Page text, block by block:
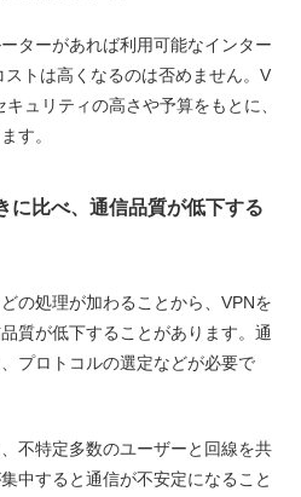
ターがあれば利用可能なインター
トは高くなるのは否めません。V
ュリティの高さや予算をもとに、
す。
に比べ、通信品質が低下する
の処理が加わることから、VPNを
質が低下することがあります。通
プロトコルの選定などが必要で
不特定多数のユーザーと回線を共
中すると通信が不安定になること